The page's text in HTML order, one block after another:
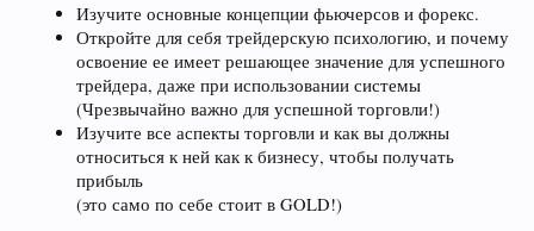
Изучите основные концепции фьючерсов и форекс.
Откройте для себя трейдерскую психологию, и почему
освоение ее имеет решающее значение для успешного
трейдера, даже при использовании системы
(Чрезвычайно важно для успешной торговли!)
Изучите все аспекты торговли и как вы должны
относиться к ней как к бизнесу, чтобы получать
прибыль
(это само по себе стоит в GOLD!)